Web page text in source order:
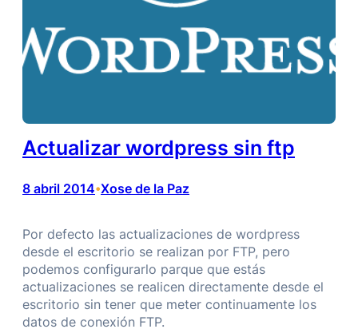
Actualizar wordpress sin ftp
8 abril 2014•Xose de la Paz
Por defecto las actualizaciones de wordpress
desde el escritorio se realizan por FTP, pero
podemos configurarlo parque que estás
actualizaciones se realicen directamente desde el
escritorio sin tener que meter continuamente los
datos de conexión FTP.